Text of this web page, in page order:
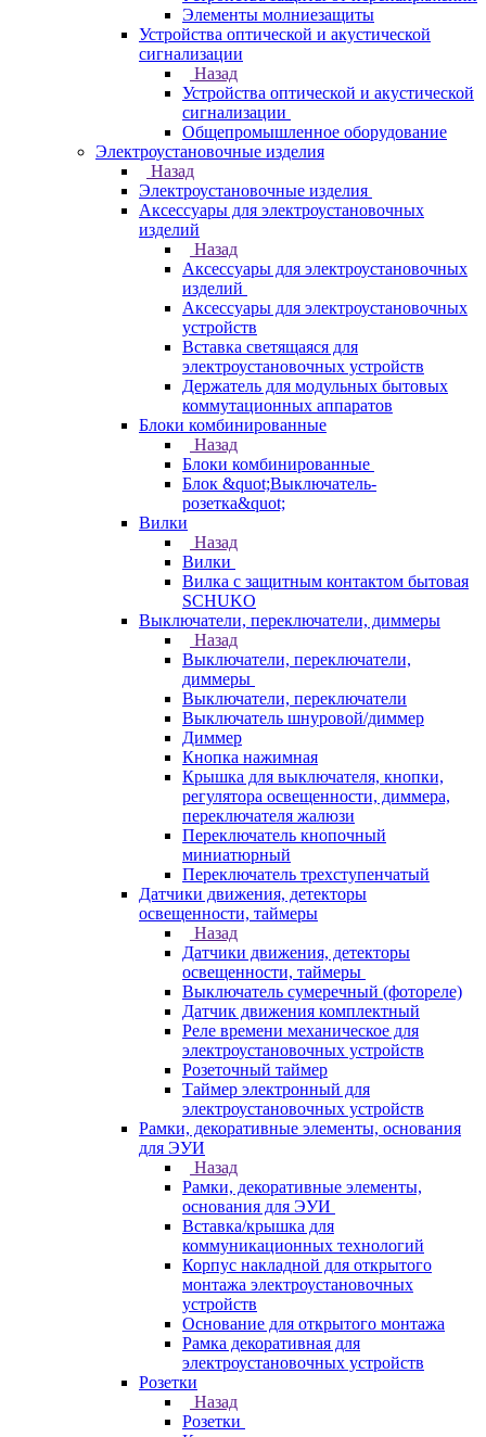
Элементы молниезащиты
Устройства оптической и акустической
сигнализации
Назад
Устройства оптической и акустической
сигнализации
Общепромышленное оборудование
Электроустановочные изделия
Назад
Электроустановочные изделия
Аксессуары для электроустановочных
изделий
Назад
Аксессуары для электроустановочных
изделий
Аксессуары для электроустановочных
устройств
Вставка светящаяся для
электроустановочных устройств
Держатель для модульных бытовых
коммутационных аппаратов
Блоки комбинированные
Назад
Блоки комбинированные
Блок &quot;Выключатель-
розетка&quot;
Вилки
Назад
Вилки
Вилка с защитным контактом бытовая
SCHUKO
Выключатели, переключатели, диммеры
Назад
Выключатели, переключатели,
диммеры
Выключатели, переключатели
Выключатель шнуровой/диммер
Диммер
Кнопка нажимная
Крышка для выключателя, кнопки,
регулятора освещенности, диммера,
переключателя жалюзи
Переключатель кнопочный
миниатюрный
Переключатель трехступенчатый
Датчики движения, детекторы
освещенности, таймеры
Назад
Датчики движения, детекторы
освещенности, таймеры
Выключатель сумеречный (фотореле)
Датчик движения комплектный
Реле времени механическое для
электроустановочных устройств
Розеточный таймер
Таймер электронный для
электроустановочных устройств
Рамки, декоративные элементы, основания
для ЭУИ
Назад
Рамки, декоративные элементы,
основания для ЭУИ
Вставка/крышка для
коммуникационных технологий
Корпус накладной для открытого
монтажа электроустановочных
устройств
Основание для открытого монтажа
Рамка декоративная для
электроустановочных устройств
Розетки
Назад
Розетки